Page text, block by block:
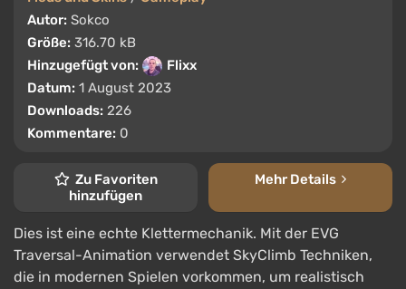
Autor: Sokco
Größe: 316.70 kB
Hinzugefügt von:
Flixx
Datum: 1 August 2023
Downloads: 226
Kommentare: 0
Zu Favoriten
hinzufügen
Mehr Details
Dies ist eine echte Klettermechanik. Mit der EVG
Traversal-Animation verwendet SkyClimb Techniken,
die in modernen Spielen vorkommen, um realistisch